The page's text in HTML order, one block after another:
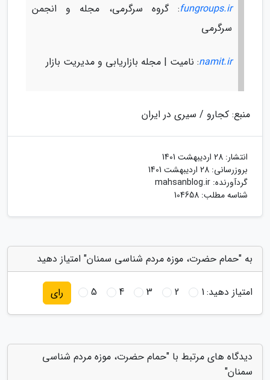
fungroups.ir: گروه سرگرمی، مجله و انجمن
سرگرمی
namit.ir: نامیت | مجله بازاریابی و مدیریت بازار
منبع: کجارو / سیری در ایران
انتشار: 28 اردیبهشت 1401
بروزرسانی: 28 اردیبهشت 1401
گردآورنده: mahsanblog.ir
شناسه مطلب: 104658
به "حمام حضرت، موزه مردم شناسی سمنان" امتیاز دهید
امتیاز دهید:1
2
3
4
5 رای
دیدگاه های مرتبط با "حمام حضرت، موزه مردم شناسی
سمنان"